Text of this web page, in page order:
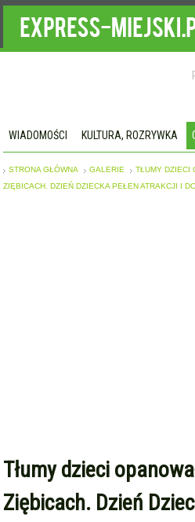
WIADOMOŚCI KULTURA, ROZRYWKA
STRONA GŁÓWNA GALERIE
TŁUMY DZIECI
ZIĘBICACH. DZIEŃ DZIECKA PEŁEN ATRAKCJI I
Tłumy dzieci
Ziębicach. Dzień